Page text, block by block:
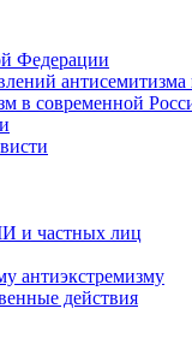
Федерации
антисемитизма
в современной
и частных лиц
антиэкстремизму
действия